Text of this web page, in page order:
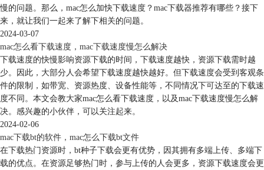
慢的问题。那么，mac怎么加快下载速度？mac下载器推荐有哪些？接下
来，就让我们一起来了解下相关的问题。
2024-03-07
mac怎么看下载速度，mac下载速度慢怎么解决
下载速度的快慢影响资源下载的时间，下载速度越快，资源下载需时越
少。因此，大部分人会希望下载速度越快越好。但下载速度会受到客观条
件的限制，如带宽、资源热度、设备性能等，不同情况下可达至的下载速
度不同。本文会教大家mac怎么看下载速度，以及mac下载速度慢怎么解
决。感兴趣的小伙伴，可以关注起来。
2024-02-06
mac下载bt的软件，mac怎么下载bt文件
在下载热门资源时，bt种子下载会更有优势，因其拥有多端上传、多端下
载的优点。在资源足够热门时，参与上传的人会更多，资源下载速度会更